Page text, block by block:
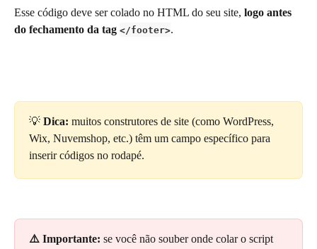
Esse código deve ser colado no HTML do seu site, logo antes
do fechamento da tag </footer>.
💡 Dica: muitos construtores de site (como WordPress,
Wix, Nuvemshop, etc.) têm um campo específico para
inserir códigos no rodapé.
⚠️ Importante: se você não souber onde colar o script